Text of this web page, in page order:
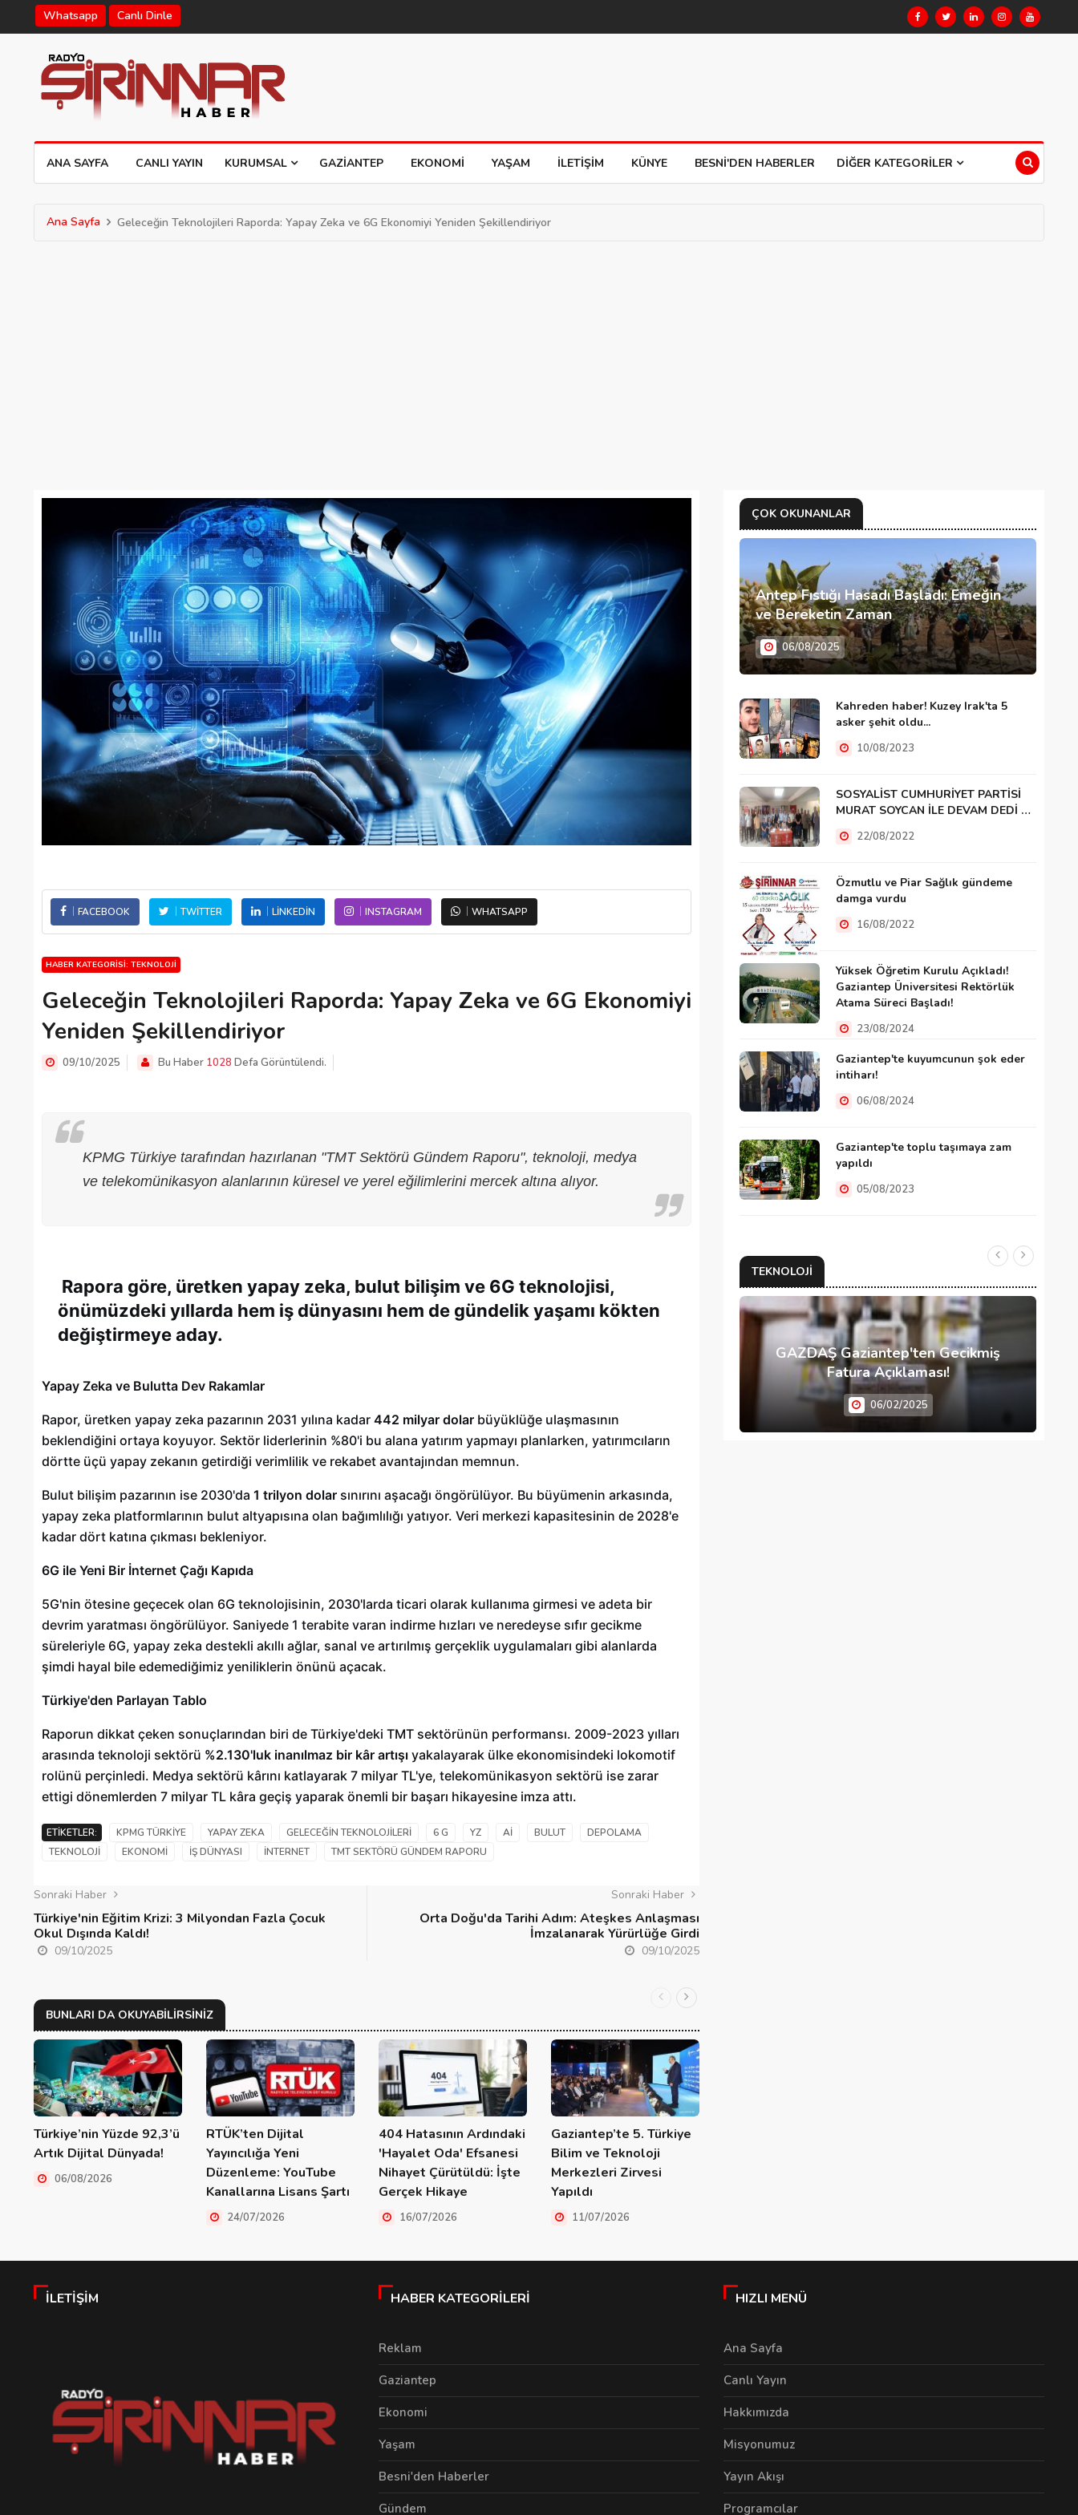
Whatsapp Canlı Dinle
ANA SAYFA CANLI YAYIN KURUMSAL GAZIANTEP EKONOMI YAŞAM İLETIŞIM KÜNYE BESNI'DEN HABERLER DIĞER KATEGORILER
Ana Sayfa Geleceğin Teknolojileri Raporda: Yapay Zeka ve 6G Ekonomiyi Yeniden Şekillendiriyor
FACEBOOK TWITTER LINKEDIN INSTAGRAM WHATSAPP
HABER KATEGORISI: TEKNOLOJI
Geleceğin Teknolojileri Raporda: Yapay Zeka ve 6G Ekonomiyi
Yeniden Şekillendiriyor
09/10/2025 Bu Haber 1028 Defa Görüntülendi.
KPMG Türkiye tarafından hazırlanan "TMT Sektörü Gündem Raporu", teknoloji, medya
ve telekomünikasyon alanlarının küresel ve yerel eğilimlerini mercek altına alıyor.
Rapora göre, üretken yapay zeka, bulut bilişim ve 6G teknolojisi,
önümüzdeki yıllarda hem iş dünyasını hem de gündelik yaşamı kökten
değiştirmeye aday.
Yapay Zeka ve Bulutta Dev Rakamlar
Rapor, üretken yapay zeka pazarının 2031 yılına kadar 442 milyar dolar büyüklüğe ulaşmasının
beklendiğini ortaya koyuyor. Sektör liderlerinin %80'i bu alana yatırım yapmayı planlarken, yatırımcıların
dörtte üçü yapay zekanın getirdiği verimlilik ve rekabet avantajından memnun.
Bulut bilişim pazarının ise 2030'da 1 trilyon dolar sınırını aşacağı öngörülüyor. Bu büyümenin arkasında,
yapay zeka platformlarının bulut altyapısına olan bağımlılığı yatıyor. Veri merkezi kapasitesinin de 2028'e
kadar dört katına çıkması bekleniyor.
6G ile Yeni Bir İnternet Çağı Kapıda
5G'nin ötesine geçecek olan 6G teknolojisinin, 2030'larda ticari olarak kullanıma girmesi ve adeta bir
devrim yaratması öngörülüyor. Saniyede 1 terabite varan indirme hızları ve neredeyse sıfır gecikme
süreleriyle 6G, yapay zeka destekli akıllı ağlar, sanal ve artırılmış gerçeklik uygulamaları gibi alanlarda
şimdi hayal bile edemediğimiz yeniliklerin önünü açacak.
Türkiye'den Parlayan Tablo
Raporun dikkat çeken sonuçlarından biri de Türkiye'deki TMT sektörünün performansı. 2009-2023 yılları
arasında teknoloji sektörü %2.130'luk inanılmaz bir kâr artışı yakalayarak ülke ekonomisindeki lokomotif
rolünü perçinledi. Medya sektörü kârını katlayarak 7 milyar TL'ye, telekomünikasyon sektörü ise zarar
ettigi dönemlerden 7 milyar TL kâra geçiş yaparak önemli bir başarı hikayesine imza attı.
ETIKETLER: KPMG TÜRKIYE YAPAY ZEKA GELECEĞIN TEKNOLOJILERI 6 G YZ Aİ BULUT
DEPOLAMA
TEKNOLOJI
EKONOMI IŞ DÜNYASI INTERNET TMT SEKTÖRÜ GÜNDEM RAPORU
Sonraki Haber
Türkiye'nin Eğitim Krizi: 3 Milyondan Fazla Çocuk
Okul Dışında Kaldı!
09/10/2025
Sonraki Haber
Orta Doğu'da Tarihi Adım: Ateşkes Anlaşması
İmzalanarak Yürürlüğe Girdi
09/10/2025
BUNLARI DA OKUYABILIRSINIZ
Türkiye’nin Yüzde 92,3’ü
Artık Dijital Dünyada!
06/08/2026
RTÜK’ten Dijital
Yayıncılığa Yeni
Düzenleme: YouTube
Kanallarına Lisans Şartı
24/07/2026
404 Hatasının Ardındaki
'Hayalet Oda' Efsanesi
Nihayet Çürütüldü: İşte
Gerçek Hikaye
16/07/2026
Gaziantep’te 5. Türkiye
Bilim ve Teknoloji
Merkezleri Zirvesi
Yapıldı
11/07/2026
ÇOK OKUNANLAR
Antep Fıstığı Hasadı Başladı: Emeğin
ve Bereketin Zaman
06/08/2025
Kahreden haber! Kuzey Irak'ta 5
asker şehit oldu...
10/08/2023
SOSYALİST CUMHURİYET PARTİSİ
MURAT SOYCAN İLE DEVAM DEDİ …
22/08/2022
Özmutlu ve Piar Sağlık gündeme
damga vurdu
16/08/2022
Yüksek Öğretim Kurulu Açıkladı!
Gaziantep Üniversitesi Rektörlük
Atama Süreci Başladı!
23/08/2024
Gaziantep'te kuyumcunun şok eder
intiharı!
06/08/2024
Gaziantep'te toplu taşımaya zam
yapıldı
05/08/2023
TEKNOLOJI
GAZDAŞ Gaziantep'ten Gecikmiş
Fatura Açıklaması!
06/02/2025
İLETIŞIM HABER KATEGORILERI
Reklam
Gaziantep
Ekonomi
Yaşam
Besni'den Haberler
Gündem
HIZLI MENÜ
Ana Sayfa
Canlı Yayın
Hakkımızda
Misyonumuz
Yayın Akışı
Programcılar